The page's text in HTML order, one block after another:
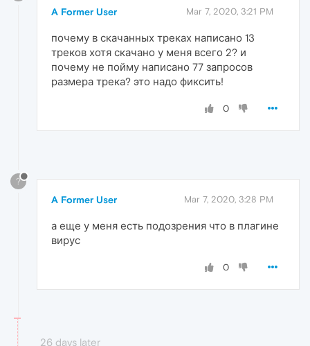
A Former User Mar 7, 2020, 3:21 PM
почему в скачанных треках написано 13
треков хотя скачано у меня всего 2? и
почему не пойму написано 77 запросов
размера трека? это надо фиксить!
0
?
A Former User Mar 7, 2020, 3:28 PM
а еще у меня есть подозрения что в плагине
вирус
0
26 days later